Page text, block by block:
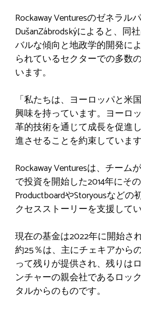
Rockaway Venturesのゼネラル
DušanZábrodskýによると、同
バルな傾向と地政学的開発に
られているセクターでの多数
います。
「私たちは、ヨーロッパと米
興味を持っています。ヨーロ
革的技術を通じて成長を促進
進させることを約束しています
Rockaway Venturesは、チーム
で投資を開始した2014年にそ
ProductboardやStoryousなどの
クセスストーリーを支援してい
現在の基金は2022年に開始さ
約25％は、主にチェキアから
って残りが提供され、残りは
ンチャーの親会社であるロッ
タルからのものです。